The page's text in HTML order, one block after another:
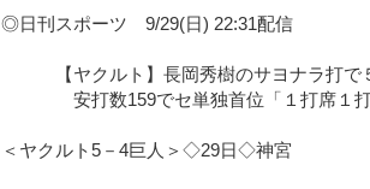
◎日刊スポーツ 9/29(日) 22:31配信
【ヤクルト】長岡秀樹のサヨナラ打で
安打数159でセ単独首位「１打席１打
＜ヤクルト5－4巨人＞◇29日◇神宮